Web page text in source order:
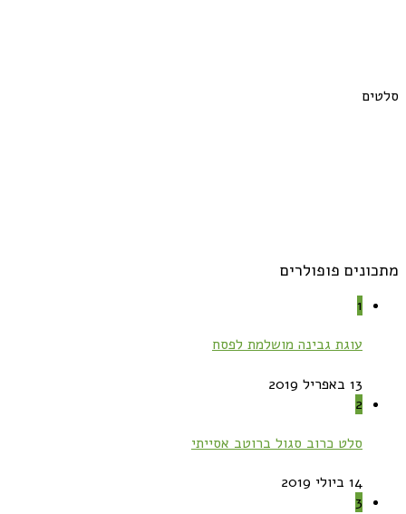
סלטים
מתכונים פופולרים
1
עוגת גבינה מושלמת לפסח
13 באפריל 2019
2
סלט כרוב סגול ברוטב אסייתי
14 ביולי 2019
3